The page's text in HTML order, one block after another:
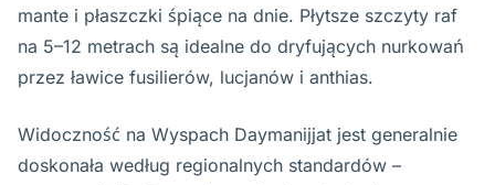
mante i płaszczki śpiące na dnie. Płytsze szczyty raf
na 5–12 metrach są idealne do dryfujących nurkowań
przez ławice fusilierów, lucjanów i anthias.
Widoczność na Wyspach Daymanijjat jest generalnie
doskonała według regionalnych standardów –